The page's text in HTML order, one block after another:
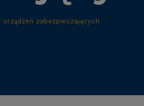
zabezpieczających